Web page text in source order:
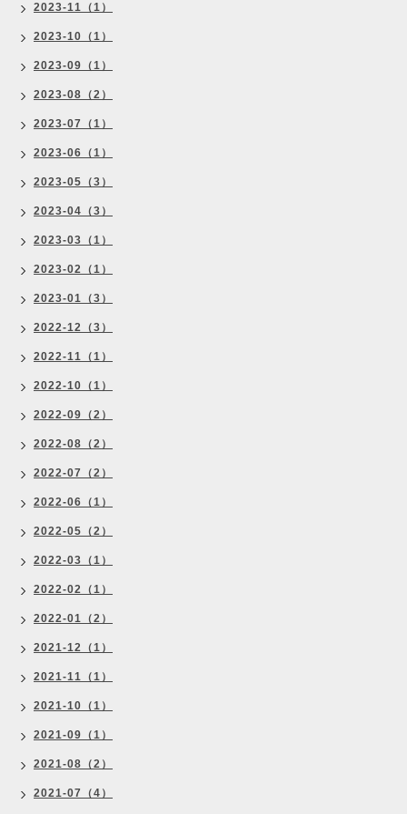
2023-11（1）
2023-10（1）
2023-09（1）
2023-08（2）
2023-07（1）
2023-06（1）
2023-05（3）
2023-04（3）
2023-03（1）
2023-02（1）
2023-01（3）
2022-12（3）
2022-11（1）
2022-10（1）
2022-09（2）
2022-08（2）
2022-07（2）
2022-06（1）
2022-05（2）
2022-03（1）
2022-02（1）
2022-01（2）
2021-12（1）
2021-11（1）
2021-10（1）
2021-09（1）
2021-08（2）
2021-07（4）